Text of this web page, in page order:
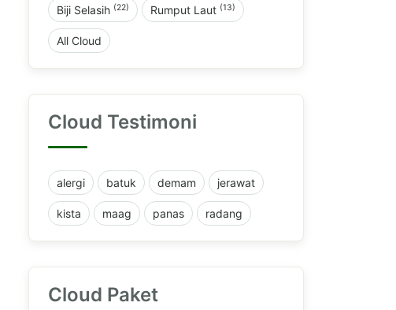
Biji Selasih (22) Rumput Laut (13)
All Cloud
Cloud Testimoni
alergi batuk demam jerawat
kista maag panas radang
Cloud Paket